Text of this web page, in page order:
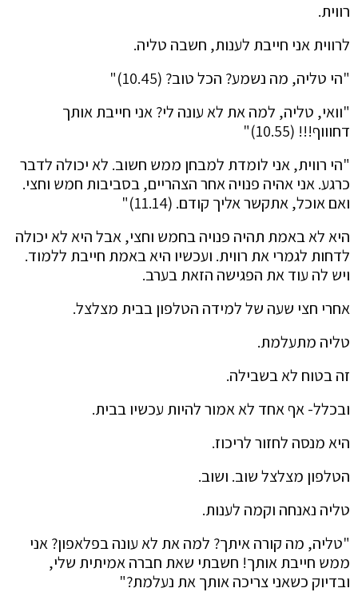
רווית.
לרווית אני חייבת לענות, חשבה טליה.
"הי טליה, מה נשמע? הכל טוב? (10.45)"
"וואי, טליה, למה את לא עונה לי? אני חייבת אותך
דחוווף!!! (10.55)"
"הי רווית, אני לומדת למבחן ממש חשוב. לא יכולה לדבר
כרגע. אני אהיה פנויה אחר הצהריים, בסביבות חמש וחצי.
ואם אוכל, אתקשר אליך קודם. (11.14)"
היא לא באמת תהיה פנויה בחמש וחצי, אבל היא לא יכולה
לדחות לגמרי את רווית. ועכשיו היא באמת חייבת ללמוד.
ויש לה עוד את הפגישה הזאת בערב.
אחרי חצי שעה של למידה הטלפון בבית מצלצל.
טליה מתעלמת.
זה בטוח לא בשבילה.
ובכלל- אף אחד לא אמור להיות עכשיו בבית.
היא מנסה לחזור לריכוז.
הטלפון מצלצל שוב. ושוב.
טליה נאנחה וקמה לענות.
"טליה, מה קורה איתך? למה את לא עונה בפלאפון? אני
ממש חייבת אותך! חשבתי שאת חברה אמיתית שלי,
ובדיוק כשאני צריכה אותך את נעלמת?"